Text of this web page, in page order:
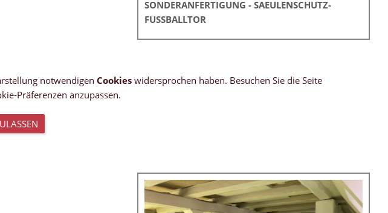
SONDERANFERTIGUNG - SAEULENSCHUTZ-
FUSSBALLTOR
notwendigen Cookies widersprochen haben. Besuchen Sie die Seite
Präferenzen anzupassen.